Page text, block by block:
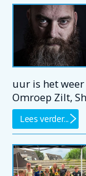
uur is het
Omroep Zilt,
Lees verder...